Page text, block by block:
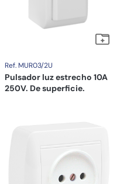
Ref. MUR03/2U
Pulsador luz estrecho 10A
250V. De superficie.